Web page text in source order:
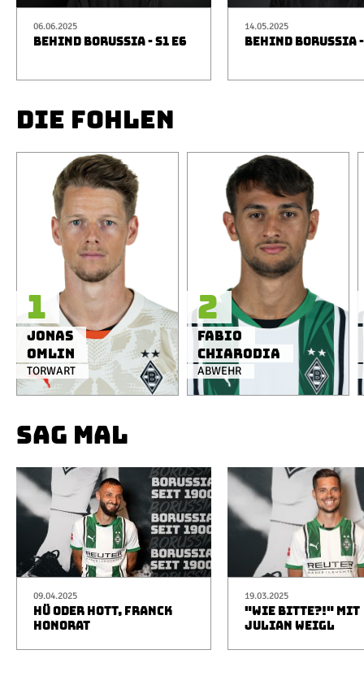
06.06.2025
BEHIND BORUSSIA - S1 E6
14.05.2025
BEHIND BORUSSIA
DIE FOHLEN
TORWART
Jonas
Omlin
1
ABWEHR
Fabio
Chiarodia
2
SAG MAL
09.04.2025
HÜ ODER HOTT, FRANCK
HONORAT
19.03.2025
"WIE BITTE?!" MIT
JULIAN WEIGL